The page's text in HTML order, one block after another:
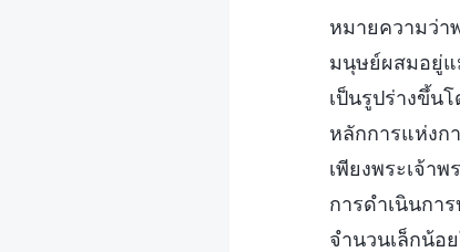
หมายความว่า
มนุษย์ผสมอยู่แ
เป็นรูปร่างขึ้น
หลักการแห่งก
เพียงพระเจ้า
การดำเนินกา
จำนวนเล็กน้อ